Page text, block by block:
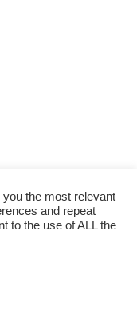
the most relevant
and repeat
to the use of ALL the